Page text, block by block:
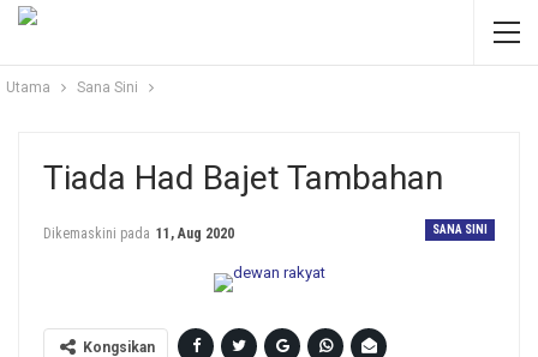
Utama Sana Sini
Tiada Had Bajet Tambahan
SANA SINI
Dikemaskini pada 11, Aug 2020
Kongsikan